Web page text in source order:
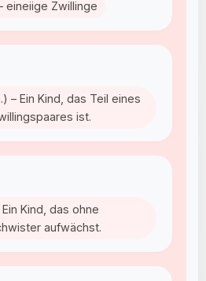
eineiige Zwillinge
– Ein Kind, das Teil eines
ist.
Ein Kind, das ohne
aufwächst.